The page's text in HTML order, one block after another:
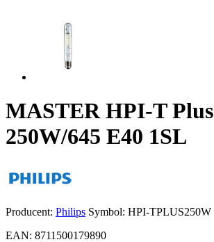
MASTER HPI-T Plus
250W/645 E40 1SL
Producent: Philips Symbol: HPI-TPLUS250W
EAN: 8711500179890